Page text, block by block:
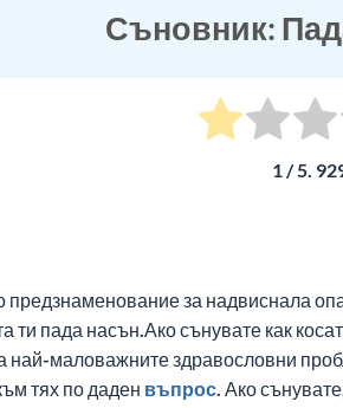
Съновник:
1/ 5.
предзнаменование за надвиснала
ти пада насън.Ако сънувате как
най-маловажните здравословни
тях по даден въпрос . Ако